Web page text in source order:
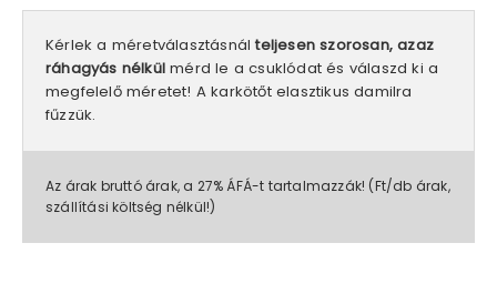
Kérlek a méretválasztásnálteljesen szorosan, azaz
ráhagyás nélkül mérd le a csuklódat és válaszd ki a
megfelelő méretet! A karkötőt elasztikus damilra
fűzzük.
Az árak bruttó árak, a 27% ÁFÁ-t tartalmazzák! (Ft/db árak,
szállítási költség nélkül!)